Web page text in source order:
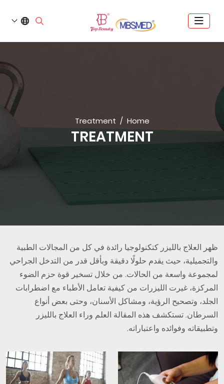
Home
Treatment
TREATMENT
ظهر العلاج بالليزر كتكنولوجيا رائدة في كل من المجالات الطبية
والتجميلية، حيث يقدم حلولًا دقيقة وبأقل قدر من التدخل الجراحي
لمجموعة واسعة من الحالات. من خلال تسخير قوة حزم الضوء
المركزة، غيرت الليزرات من كيفية تعامل الأطباء مع اضطرابات
الجلد، وتصحيح الرؤية، ومشاكل الأسنان، وحتى بعض أنواع
السرطان. تستكشف هذه المقالة العلم وراء العلاج بالليزر
وتطبيقاته وفوائده واعتباراته.